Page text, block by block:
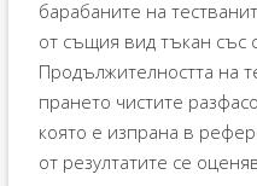
барабаните на
от същия вид тъкан със
Продължителността на
прането чистите
която е изпрана в
от резултатите се